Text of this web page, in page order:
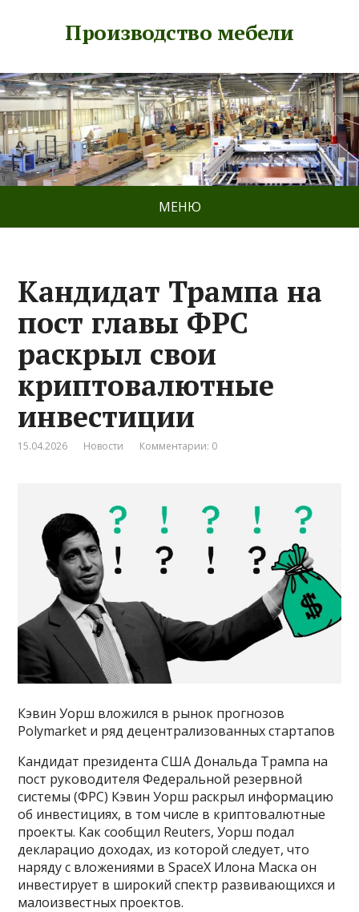
Производство мебели
МЕНЮ
Кандидат Трампа на
пост главы ФРС
раскрыл свои
криптовалютные
инвестиции
15.04.2026 Новости Комментарии: 0
Кэвин Уорш вложился в рынок прогнозов
Polymarket и ряд децентрализованных стартапов
Кандидат президента США Дональда Трампа на
пост руководителя Федеральной резервной
системы (ФРС) Кэвин Уорш раскрыл информацию
об инвестициях, в том числе в криптовалютные
проекты. Как сообщил Reuters, Уорш подал
декларацио доходах, из которой следует, что
наряду с вложениями в SpaceX Илона Маска он
инвестирует в широкий спектр развивающихся и
малоизвестных проектов.